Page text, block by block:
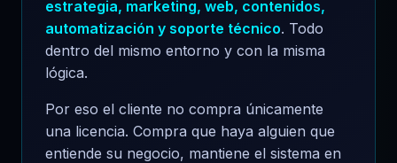
estrategia, marketing, web, contenidos,
automatización y soporte técnico. Todo
dentro del mismo entorno y con la misma
lógica.
Por eso el cliente no compra únicamente
una licencia. Compra que haya alguien que
entiende su negocio, mantiene el sistema en